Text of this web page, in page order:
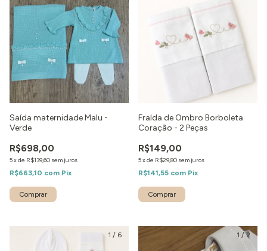
Saída maternidade Malu -
Verde
R$698,00
5xde R$139,60 sem juros
R$663,10 com Pix
Comprar
Fralda de Ombro Borboleta
Coração - 2 Peças
R$149,00
5xde R$29,80 sem juros
R$141,55 com Pix
1 / 6 1 /2